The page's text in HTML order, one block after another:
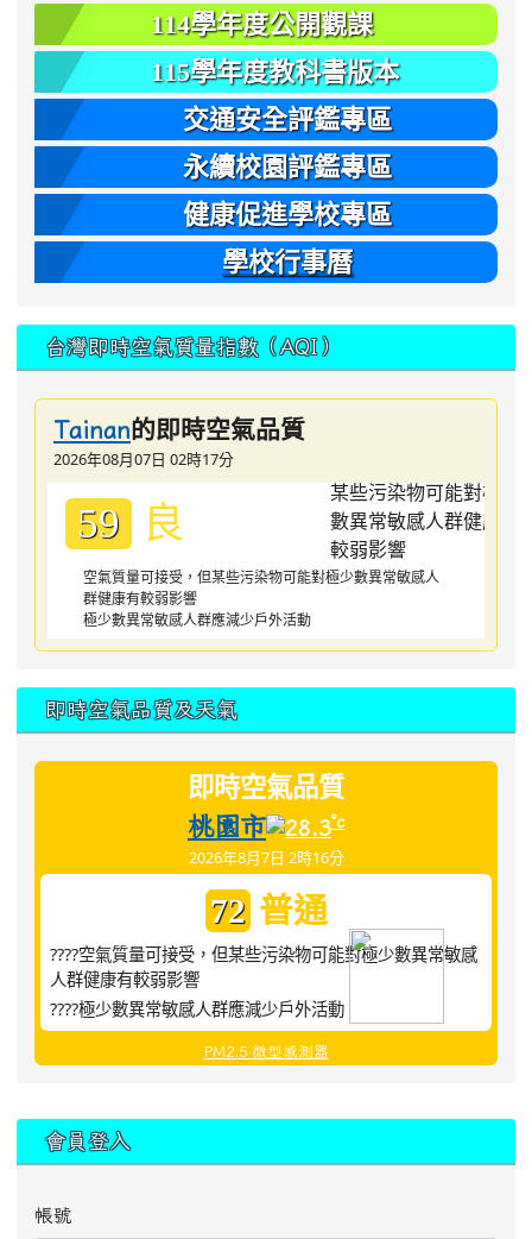
114學年度公開觀課
115學年度教科書版本
交通安全評鑑專區
永續校園評鑑專區
健康促進學校專區
學校行事曆
台灣即時空氣質量指數（AQI）
Tainan的即時空氣品質
2026年08月07日 02時17分
59 良
空氣質量可接受，但某些污染物可能對極少數異常敏感人
群健康有較弱影響
極少數異常敏感人群應減少戶外活動
即時空氣品質及天氣
即時空氣品質
桃園市 28.3°c
2026年8月7日 2時16分
72 普通
????空氣質量可接受，但某些污染物可能對極少數異常敏感
人群健康有較弱影響
????極少數異常敏感人群應減少戶外活動
PM2.5 微型感測器
會員登入
帳號